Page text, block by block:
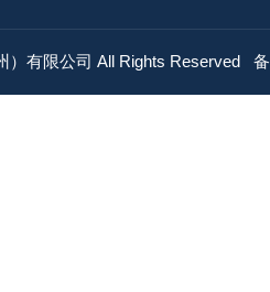
）有限公司 All Rights Reserved